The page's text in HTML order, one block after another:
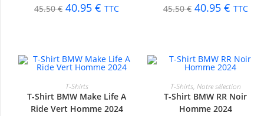
45.50€ 40.95€ TTC 45.50€ 40.95 € TTC
-10%
CHOIX DES OPTIONS
T-Shirts
T-Shirt BMW Make Life A
Ride Vert Homme 2024
-10%
CHOIX DES OPTIONS
T-Shirts, Notre sélection
T-Shirt BMW RR Noir
Homme 2024